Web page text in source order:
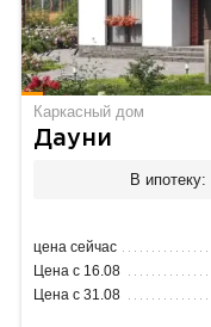
Каркасный дом
Дауни
В ипотеку:
цена сейчас
Цена с 16.08
Цена с 31.08